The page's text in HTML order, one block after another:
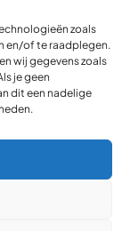
zoals
en/of te raadplegen.
wij gegevens zoals
je geen
dit een nadelige